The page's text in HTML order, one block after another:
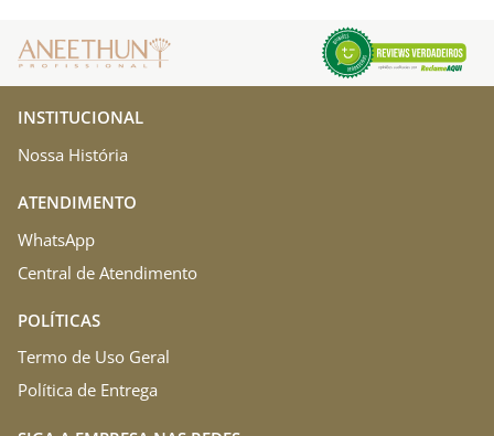
INSTITUCIONAL
Nossa História
ATENDIMENTO
WhatsApp
Central de Atendimento
POLÍTICAS
Termo de Uso Geral
Política de Entrega